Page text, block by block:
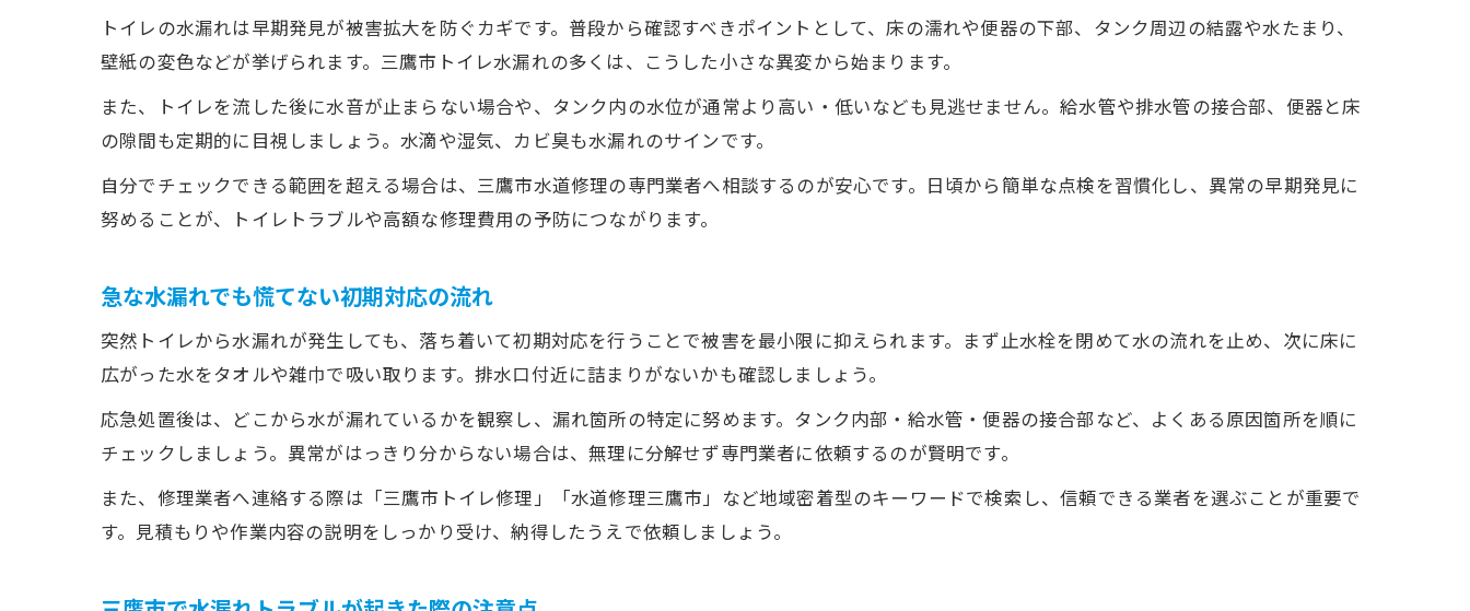
信頼できる水漏れ修理先の選び方を解説
水漏れ修理業者選びで重視すべき基準とは
トイレ水漏れ時の信頼できる相談先の探し方
三鷹市で安心できる水漏れ修理依頼ポイント
口コミやサポート体制から選ぶ業者の選定法
水漏れ対応の実績や保証内容の比較方法
複数業者の見積もり比較で賢く節約する方法
トイレ水漏れ時に無駄な出費を防ぐコツ
費用節約に役立つ応急処置と自己対策法
水漏れ修理の料金相場とお得な依頼方法
三鷹市で注意したい水漏れ時の相談窓口
水漏れトラブル時に頼れる相談先一覧
トイレの水漏れは早期発見が被害拡大を防ぐカギです。普段から確認すべきポイントとして、床の濡れや便器の下部、タンク周辺の結露や水たまり、
壁紙の変色などが挙げられます。三鷹市トイレ水漏れの多くは、こうした小さな異変から始まります。
また、トイレを流した後に水音が止まらない場合や、タンク内の水位が通常より高い・低いなども見逃せません。給水管や排水管の接合部、便器と床
の隙間も定期的に目視しましょう。水滴や湿気、カビ臭も水漏れのサインです。
自分でチェックできる範囲を超える場合は、三鷹市水道修理の専門業者へ相談するのが安心です。日頃から簡単な点検を習慣化し、異常の早期発見に
努めることが、トイレトラブルや高額な修理費用の予防につながります。
急な水漏れでも慌てない初期対応の流れ
突然トイレから水漏れが発生しても、落ち着いて初期対応を行うことで被害を最小限に抑えられます。まず止水栓を閉めて水の流れを止め、次に床に
広がった水をタオルや雑巾で吸い取ります。排水口付近に詰まりがないかも確認しましょう。
応急処置後は、どこから水が漏れているかを観察し、漏れ箇所の特定に努めます。タンク内部・給水管・便器の接合部など、よくある原因箇所を順に
チェックしましょう。異常がはっきり分からない場合は、無理に分解せず専門業者に依頼するのが賢明です。
また、修理業者へ連絡する際は「三鷹市トイレ修理」「水道修理三鷹市」など地域密着型のキーワードで検索し、信頼できる業者を選ぶことが重要で
す。見積もりや作業内容の説明をしっかり受け、納得したうえで依頼しましょう。
ご相談はこちら
ご相談はこちら